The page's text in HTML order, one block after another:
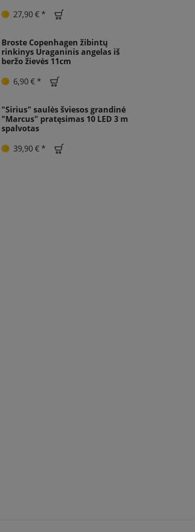
27,90 € *
Broste Copenhagen žibintų
rinkinys Uraganinis angelas iš
beržo žievės 11cm
6,90 € *
"Sirius" saulės šviesos grandinė
"Marcus" pratęsimas 10 LED 3 m
spalvotas
39,90 € *